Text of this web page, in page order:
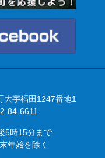
字福田1247番地1
84-6611
5時15分まで
年始を除く